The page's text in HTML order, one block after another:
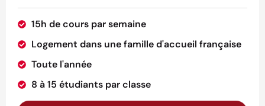
15h de cours par semaine
Logement dans une famille d'accueil française
Toute l'année
8 à 15 étudiants par classe